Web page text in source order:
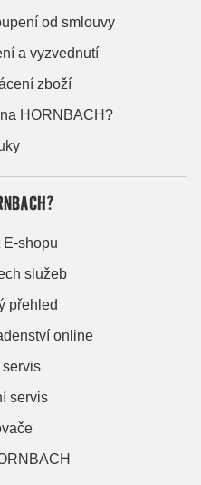
od smlouvy
a vyzvednutí
zboží
HORNBACH?
E-shopu
služeb
přehled
online
servis
servis